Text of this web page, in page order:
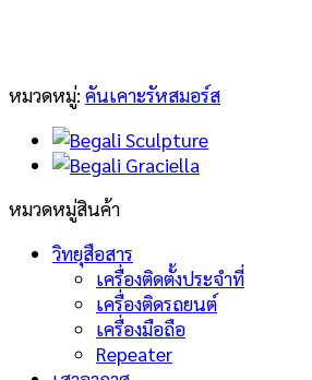
หมวดหมู่: คันเคาะรัหสมอร์ส
หมวดหมู่สินค้า
วิทยุสือสาร
เครื่องติดตั้งประจำที่
เครื่องติดรถยนต์
เครื่องมือถือ
Repeater